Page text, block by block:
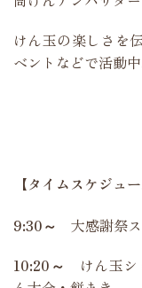
けん玉の楽しさを
ベントなどで活動中
【タイムスケジュー
9:30～ 大感謝祭
10:20～ けん玉シ